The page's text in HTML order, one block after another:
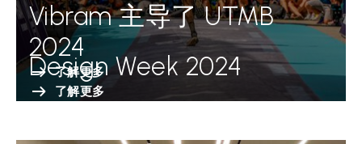
Vibram 主导了 UTMB
2024
了解更多
Design Week 2024
了解更多